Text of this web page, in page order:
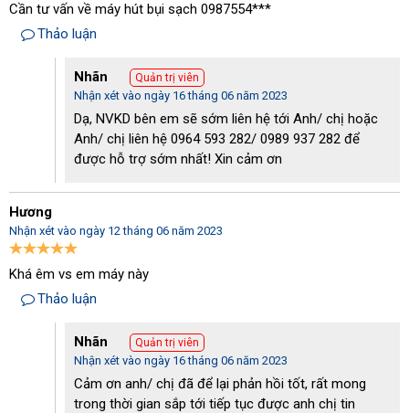
Đặc điểm nổi bật của máy hút bụi IPC GS 1/18 W&D
- Sản xuất trên dây chuyền công nghệ hiện đại, được giám
sát bởi đội ngũ chuyên gia hàng đầu thế giới nên người dùng
hoàn toàn yên tâm về chất lượng sản phẩm.
- Máy hút bụi khô ướt GS 1/18 W&D được tích hợp 2 tính năng
trong 1 vừa có thể hút bụi khô vừa có thể hút bụi ướt giúp người
dùng tiết kiệm được chi phí đầu tư ban đầu.
- Được thiết kế vô cùng đơn giản, người dùng chỉ cần đọc kỹ
Cần tư vấn về máy hút bụi sạch 0987554***
Thảo luận
Nhãn Quản trị viên
Nhận xét vào ngày 16 tháng 06 năm 2023
Dạ, NVKD bên em sẽ sớm liên hệ tới Anh/ chị hoặc
Anh/ chị liên hệ 0964 593 282/ 0989 937 282 để
được hỗ trợ sớm nhất! Xin cảm ơn
Hương
Nhận xét vào ngày 12 tháng 06 năm 2023
Khá êm vs em máy này
Thảo luận
Nhãn Quản trị viên
Nhận xét vào ngày 16 tháng 06 năm 2023
Cảm ơn anh/ chị đã để lại phản hồi tốt, rất mong
trong thời gian sắp tới tiếp tục được anh chị tin